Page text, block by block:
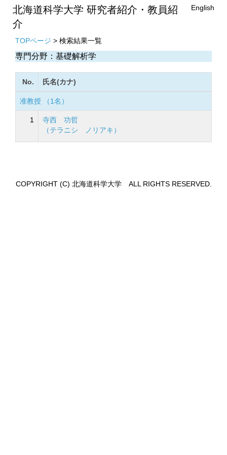
北海道科学大学 研究者紹介・教員紹
介
English
TOPページ > 検索結果一覧
専門分野：基礎解析学
No. 氏名(カナ)
准教授 （1名）
1
寺西 功哲
（テラニシ ノリアキ）
COPYRIGHT (C) 北海道科学大学 ALL RIGHTS RESERVED.